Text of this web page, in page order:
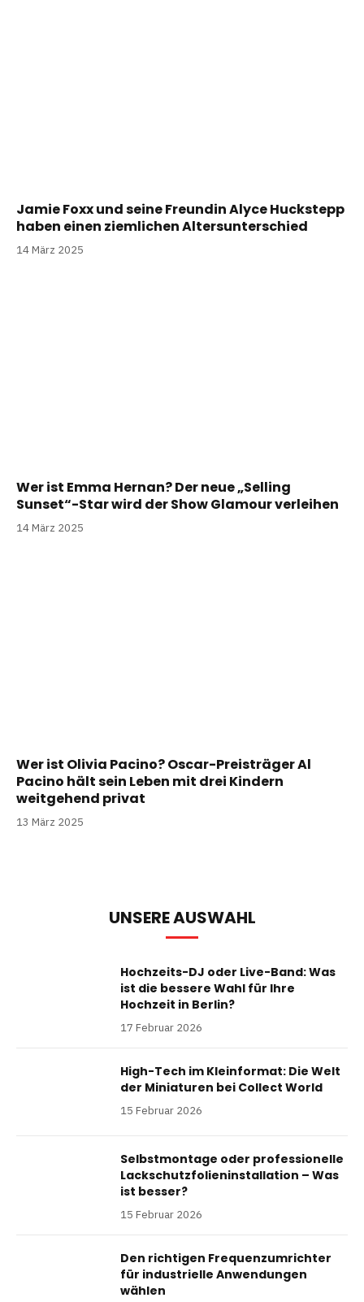
Jamie Foxx und seine Freundin Alyce Huckstepp
haben einen ziemlichen Altersunterschied
14 März 2025
Wer ist Emma Hernan? Der neue „Selling
Sunset“-Star wird der Show Glamour verleihen
14 März 2025
Wer ist Olivia Pacino? Oscar-Preisträger Al
Pacino hält sein Leben mit drei Kindern
weitgehend privat
13 März 2025
UNSERE AUSWAHL
Hochzeits-DJ oder Live-Band: Was
ist die bessere Wahl für Ihre
Hochzeit in Berlin?
17 Februar 2026
High-Tech im Kleinformat: Die Welt
der Miniaturen bei Collect World
15 Februar 2026
Selbstmontage oder professionelle
Lackschutzfolieninstallation – Was
ist besser?
15 Februar 2026
Den richtigen Frequenzumrichter
für industrielle Anwendungen
wählen